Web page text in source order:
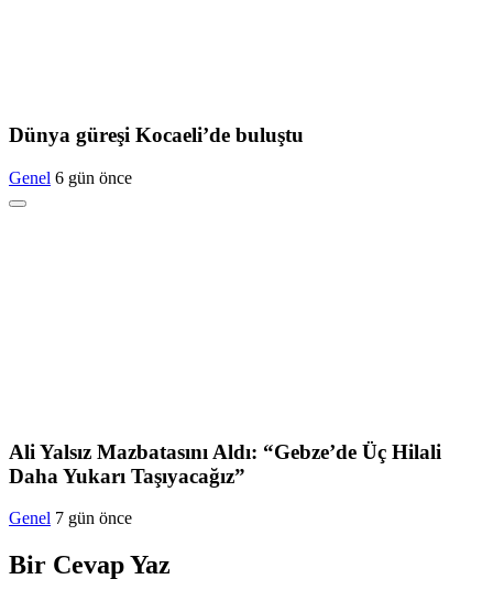
Dünya güreşi Kocaeli’de buluştu
Genel 6 gün önce
Ali Yalsız Mazbatasını Aldı: “Gebze’de Üç Hilali
Daha Yukarı Taşıyacağız”
Genel 7 gün önce
Bir Cevap Yaz